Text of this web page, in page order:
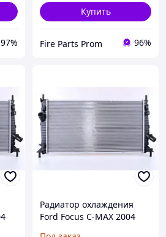
97%
Купить
Fire Parts Prom 96%
Радиатор охлаждения
Ford Focus C-MAX 2004